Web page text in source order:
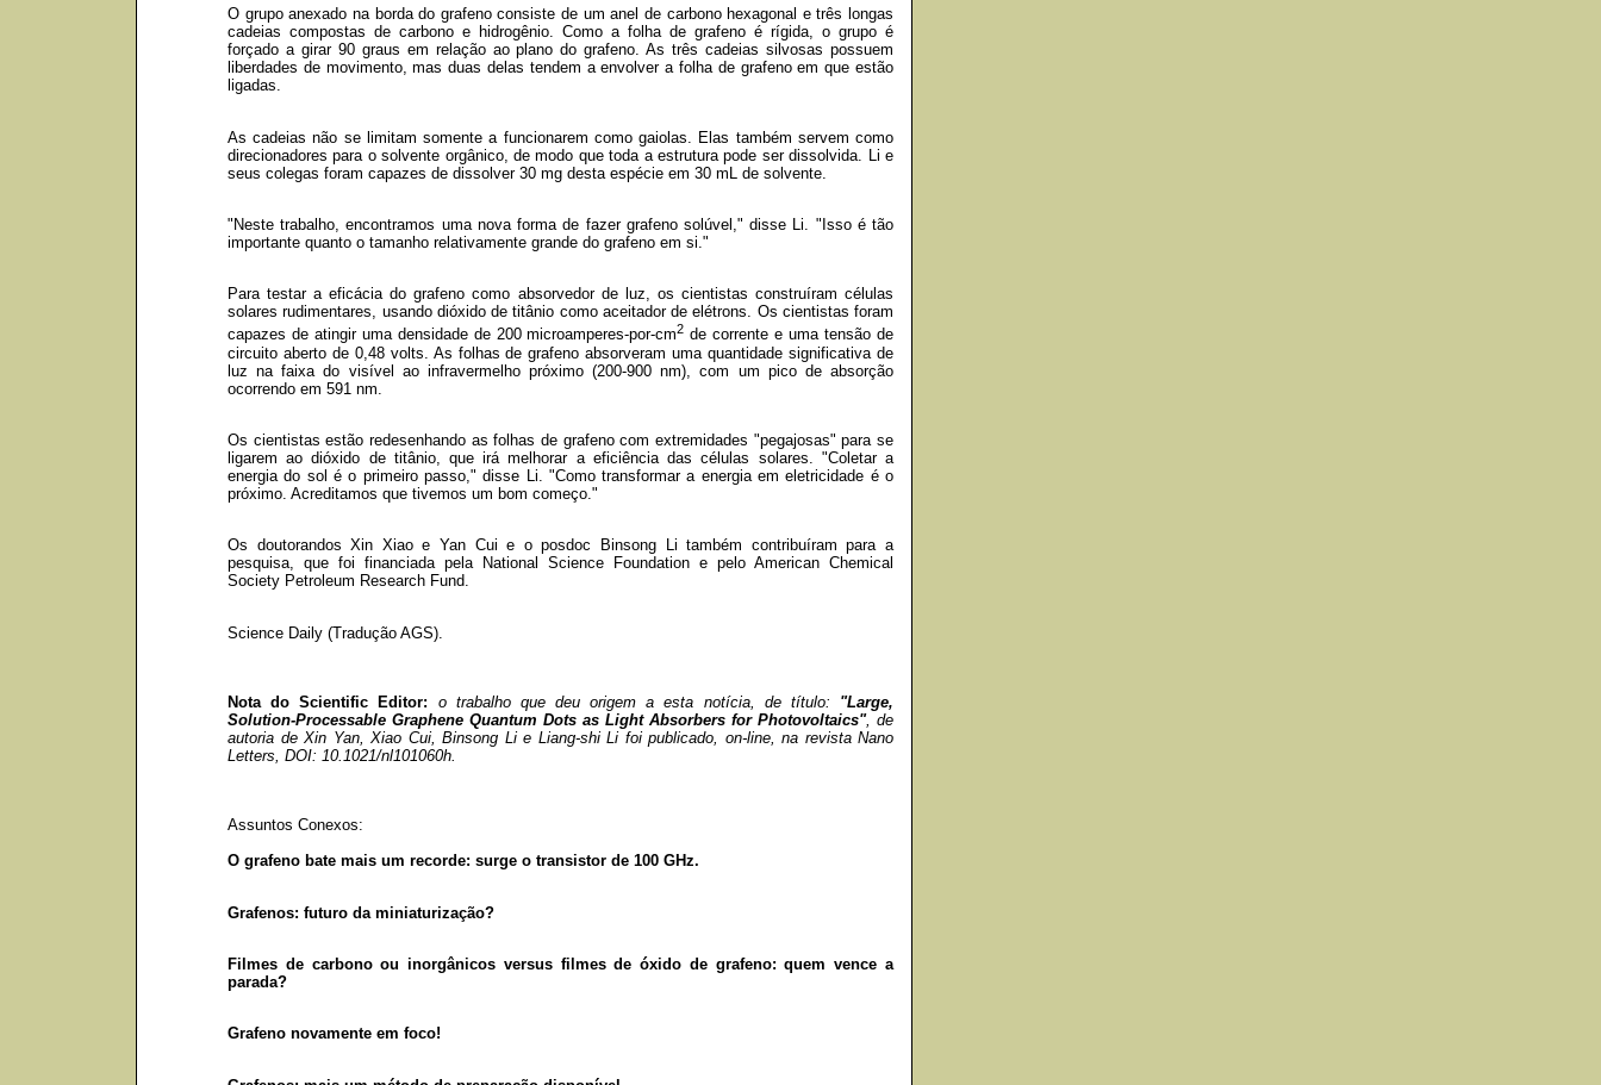
O grupo anexado na borda do grafeno consiste de um anel de carbono hexagonal e três longas
cadeias compostas de carbono e hidrogênio. Como a folha de grafeno é rígida, o grupo é
forçado a girar 90 graus em relação ao plano do grafeno. As três cadeias silvosas possuem
liberdades de movimento, mas duas delas tendem a envolver a folha de grafeno em que estão
ligadas.
As cadeias não se limitam somente a funcionarem como gaiolas. Elas também servem como
direcionadores para o solvente orgânico, de modo que toda a estrutura pode ser dissolvida. Li e
seus colegas foram capazes de dissolver 30 mg desta espécie em 30 mL de solvente.
"Neste trabalho, encontramos uma nova forma de fazer grafeno solúvel," disse Li. "Isso é tão
importante quanto o tamanho relativamente grande do grafeno em si."
Para testar a eficácia do grafeno como absorvedor de luz, os cientistas construíram células
solares rudimentares, usando dióxido de titânio como aceitador de elétrons. Os cientistas foram
capazes de atingir uma densidade de 200 microamperes-por-cm2 de corrente e uma tensão de
circuito aberto de 0,48 volts. As folhas de grafeno absorveram uma quantidade significativa de
luz na faixa do visível ao infravermelho próximo (200-900 nm), com um pico de absorção
ocorrendo em 591 nm.
Os cientistas estão redesenhando as folhas de grafeno com extremidades "pegajosas" para se
ligarem ao dióxido de titânio, que irá melhorar a eficiência das células solares. "Coletar a
energia do sol é o primeiro passo," disse Li. "Como transformar a energia em eletricidade é o
próximo. Acreditamos que tivemos um bom começo."
Os doutorandos Xin Xiao e Yan Cui e o posdoc Binsong Li também contribuíram para a
pesquisa, que foi financiada pela National Science Foundation e pelo American Chemical
Society Petroleum Research Fund.
Science Daily (Tradução AGS).
Nota do Scientific Editor: o trabalho que deu origem a esta notícia, de título: "Large,
Solution-Processable Graphene Quantum Dots as Light Absorbers for Photovoltaics", de
autoria de Xin Yan, Xiao Cui, Binsong Li e Liang-shi Li foi publicado, on-line, na revista Nano
Letters, DOI: 10.1021/nl101060h.
Assuntos Conexos:
O grafeno bate mais um recorde: surge o transistor de 100 GHz.
Grafenos: futuro da miniaturização?
Filmes de carbono ou inorgânicos versus filmes de óxido de grafeno: quem vence a
parada?
Grafeno novamente em foco!